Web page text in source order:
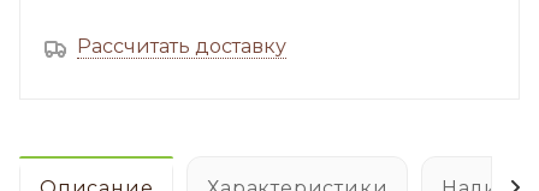
Рассчитать доставку